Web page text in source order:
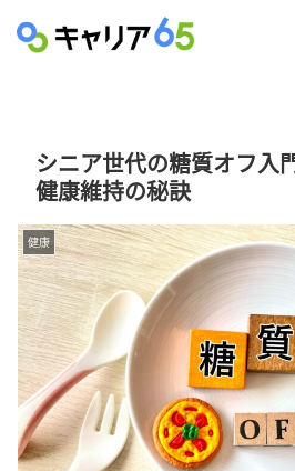
シニア世代の糖質オフ入
健康維持の秘訣
健康